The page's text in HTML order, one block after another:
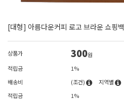
[대형] 아름다운커피 로고 브라운 쇼핑백
상품가 300원
적립금
1%
배송비
(조건)
지역별
적립금
1%